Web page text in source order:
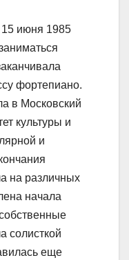
15 июня 1985
фортепиано.
в Московский
культуры и
и
на различных
начала
солисткой
еще